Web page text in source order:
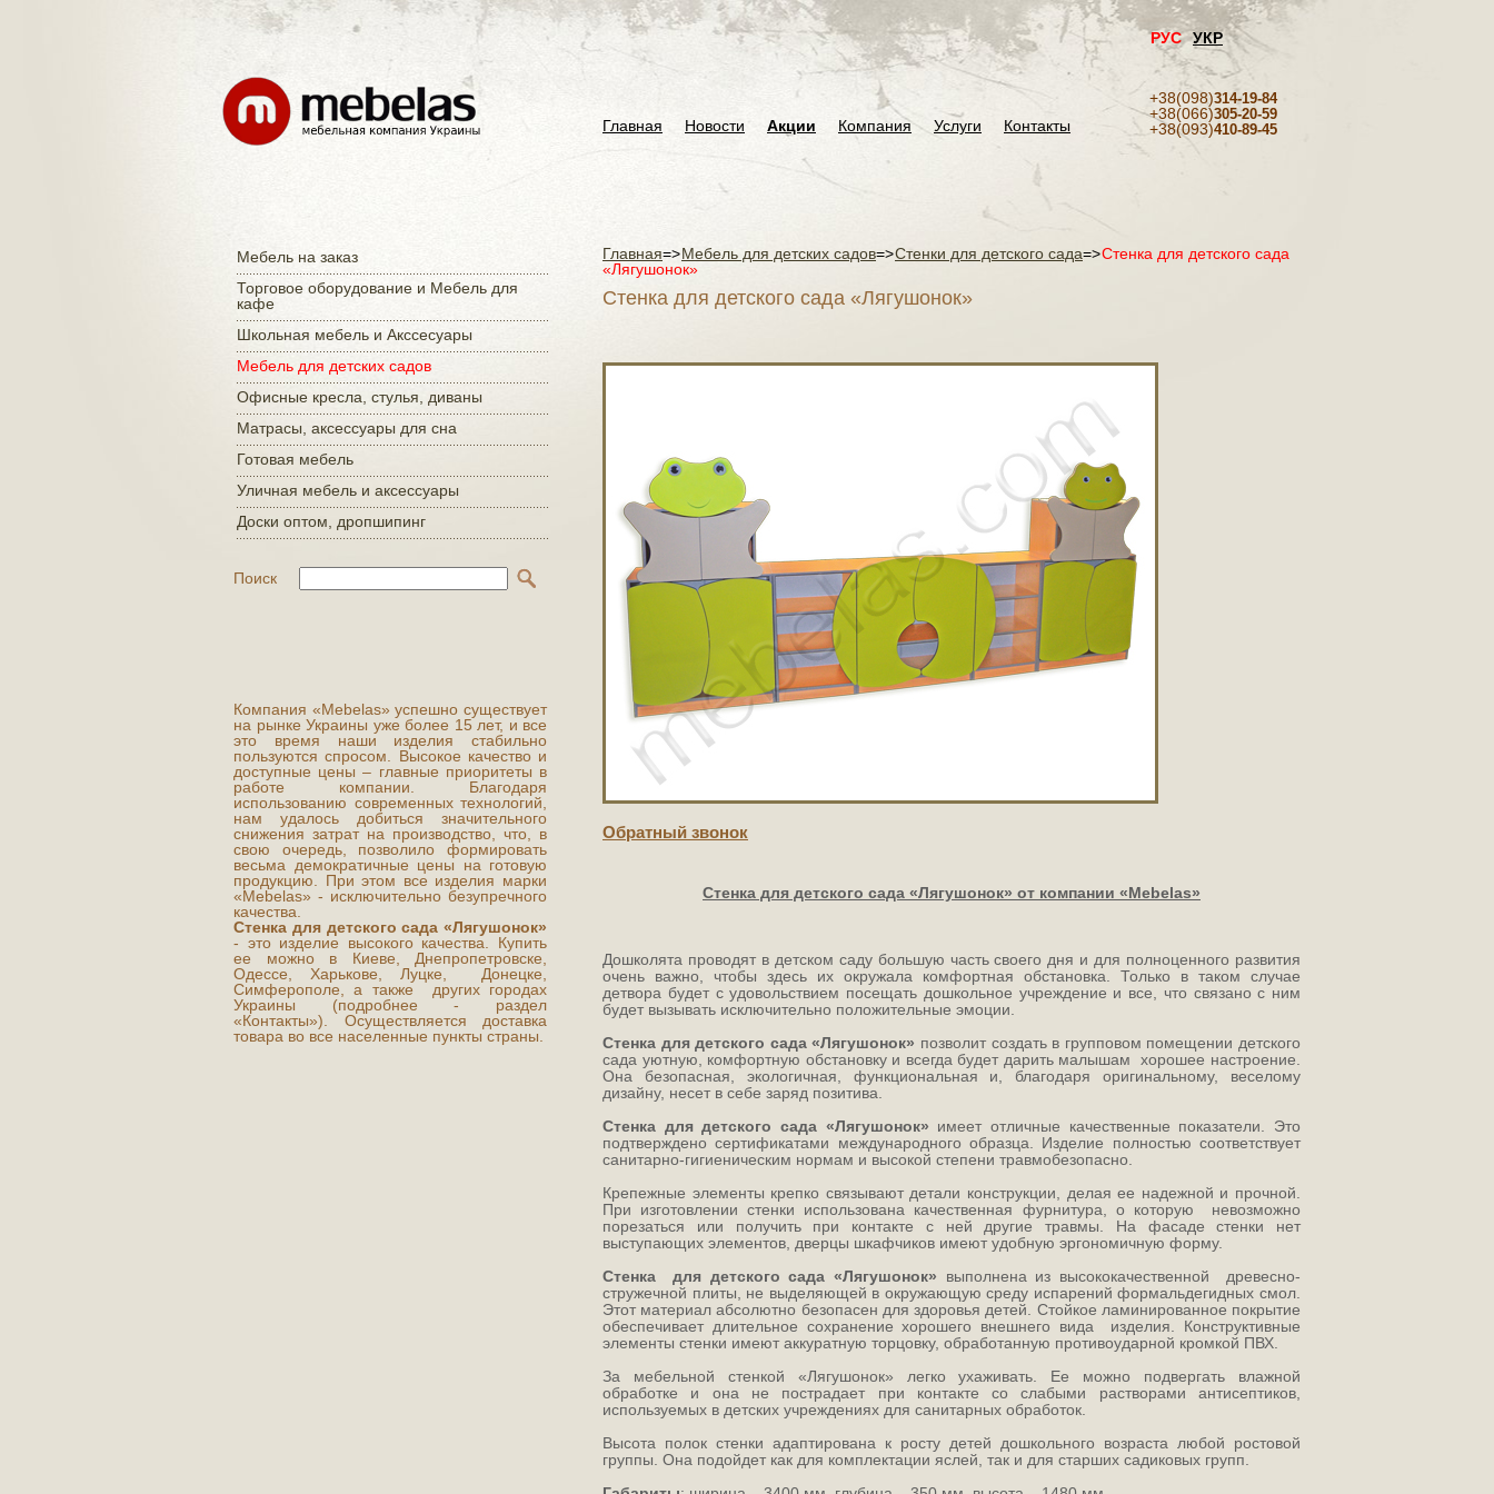
РУС УКР
Главная Новости Акции Компания Услуги Контакты
+38(098)314-19-84
+38(066)305-20-59
+38(093)410-89-45
Мебель на заказ
Торговое оборудование и Мебель для
кафе
Школьная мебель и Акссесуары
Мебель для детских садов
Офисные кресла, стулья, диваны
Матраcы, аксессуары для сна
Готовая мебель
Уличная мебель и аксессуары
Доски оптом, дропшипинг
Поиск
Компания «Mebelas» успешно существует
на рынке Украины уже более 15 лет, и все
это время наши изделия стабильно
пользуются спросом. Высокое качество и
доступные цены – главные приоритеты в
работе компании. Благодаря
использованию современных технологий,
нам удалось добиться значительного
снижения затрат на производство, что, в
свою очередь, позволило формировать
весьма демократичные цены на готовую
продукцию. При этом все изделия марки
«Mebelas» - исключительно безупречного
качества.
Стенка для детского сада «Лягушонок»
- это изделие высокого качества. Купить
ее можно в Киеве, Днепропетровске,
Одессе, Харькове, Луцке, Донецке,
Симферополе, а также других городах
Украины (подробнее - раздел
«Контакты»). Осуществляется доставка
товара во все населенные пункты страны.
Главная=>Мебель для детских садов=>Стенки для детского сада=>Стенка для детского сада
«Лягушонок»
Стенка для детского сада «Лягушонок»
Обратный звонок
Стенка для детского сада «Лягушонок» от компании «Mebelas»
Дошколята проводят в детском саду большую часть своего дня и для полноценного развития
очень важно, чтобы здесь их окружала комфортная обстановка. Только в таком случае
детвора будет с удовольствием посещать дошкольное учреждение и все, что связано с ним
будет вызывать исключительно положительные эмоции.
Стенка для детского сада «Лягушонок» позволит создать в групповом помещении детского
сада уютную, комфортную обстановку и всегда будет дарить малышам хорошее настроение.
Она безопасная, экологичная, функциональная и, благодаря оригинальному, веселому
дизайну, несет в себе заряд позитива.
Стенка для детского сада «Лягушонок» имеет отличные качественные показатели. Это
подтверждено сертификатами международного образца. Изделие полностью соответствует
санитарно-гигиеническим нормам и высокой степени травмобезопасно.
Крепежные элементы крепко связывают детали конструкции, делая ее надежной и прочной.
При изготовлении стенки использована качественная фурнитура, о которую невозможно
порезаться или получить при контакте с ней другие травмы. На фасаде стенки нет
выступающих элементов, дверцы шкафчиков имеют удобную эргономичную форму.
Стенка для детского сада «Лягушонок» выполнена из высококачественной древесно-
стружечной плиты, не выделяющей в окружающую среду испарений формальдегидных смол.
Этот материал абсолютно безопасен для здоровья детей. Стойкое ламинированное покрытие
обеспечивает длительное сохранение хорошего внешнего вида изделия. Конструктивные
элементы стенки имеют аккуратную торцовку, обработанную противоударной кромкой ПВХ.
За мебельной стенкой «Лягушонок» легко ухаживать. Ее можно подвергать влажной
обработке и она не пострадает при контакте со слабыми растворами антисептиков,
используемых в детских учреждениях для санитарных обработок.
Высота полок стенки адаптирована к росту детей дошкольного возраста любой ростовой
группы. Она подойдет как для комплектации яслей, так и для старших садиковых групп.